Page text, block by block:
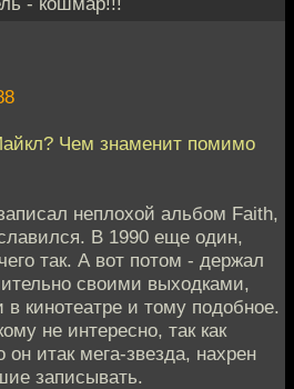
Чем знаменит помимо
неплохой альбом Faith,
В 1990 еще один,
так. А вот потом - держал
своими выходками,
кинотеатре и тому подобное.
не интересно, так как
итак мега-звезда, нахрен
записывать.